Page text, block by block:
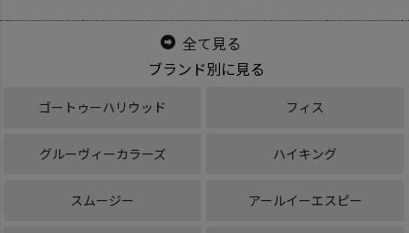
全て見る
ブランド別に見る
ゴートゥーハリウッド フィス
グルーヴィーカラーズ ハイキング
スムージー アールイーエスピー